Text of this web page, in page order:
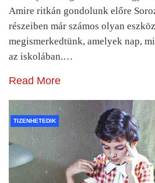
Amire ritkán gondolunk előre
részeiben már számos olyan
megismerkedtünk, amelyek nap,
az iskolában.…
Read More
TIZENHETEDIK